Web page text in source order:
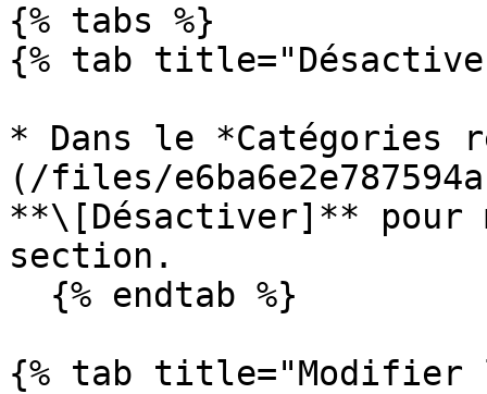
{% tabs %}
{% tab
* Dans le *Catégories
(/files/
**\[Désactiver]** pour
section.
{% tab title="Modifier